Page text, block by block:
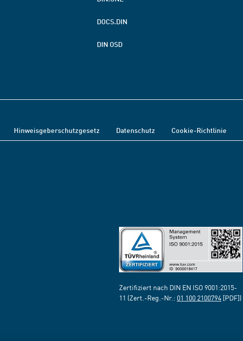
DOCS.DIN
DIN OSD
Hinweisgeberschutzgesetz Datenschutz Cookie-Richtlinie
Zertifiziert nach DIN EN ISO 9001:2015-
11 (Zert.-Reg.-Nr.: 01 100 2100794 [PDF])